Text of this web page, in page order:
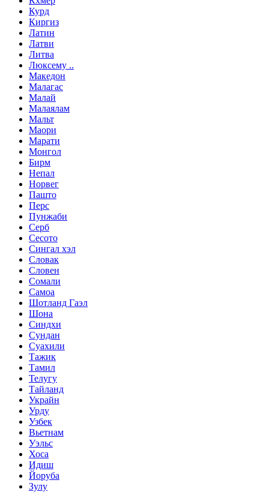
Курд
Киргиз
Латин
Латви
Литва
Люксему ..
Македон
Малагас
Малай
Малаялам
Мальт
Маори
Марати
Монгол
Бирм
Непал
Норвег
Пашто
Перс
Пунжаби
Серб
Сесото
Сингал хэл
Словак
Словен
Сомали
Самоа
Шотланд Гаэл
Шона
Синдхи
Сундан
Суахили
Тажик
Тамил
Телугу
Тайланд
Украйн
Урду
Узбек
Вьетнам
Уэльс
Хоса
Идиш
Йоруба
Зулу